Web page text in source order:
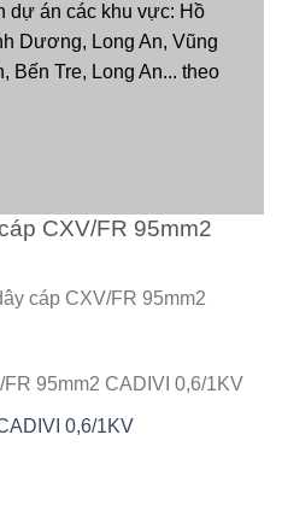
dự án các khu vực: Hồ
Dương, Long An, Vũng
Bến Tre, Long An... theo
CXV/FR 95mm2
cáp CXV/FR 95mm2
95mm2 CADIVI 0,6/1KV
0,6/1KV